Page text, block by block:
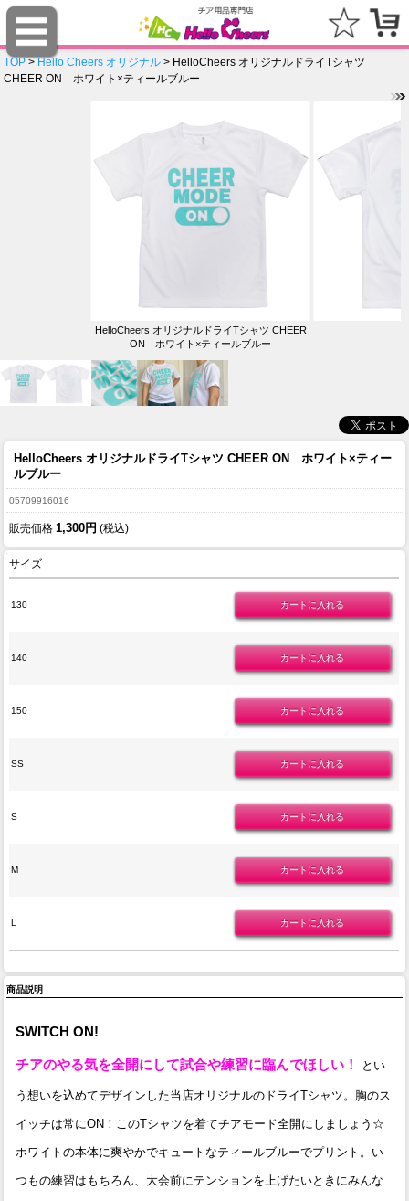
TOP>Hello Cheers オリジナル > HelloCheers オリジナルドライTシャツ
CHEER ON ホワイト×ティールブルー
HelloCheers オリジナルドライTシャツ CHEER
ON ホワイト×ティールブルー
HelloCheers オリジナルドライTシャツ CHEER ON ホワイト×ティー
ルブルー
05709916016
販売価格 1,300円 (税込)
サイズ
130
140
150
SS
S
M
L
商品説明
SWITCH ON!
チアのやる気を全開にして試合や練習に臨んでほしい！ とい
う想いを込めてデザインした当店オリジナルのドライTシャツ。胸のス
イッチは常にON！このTシャツを着てチアモード全開にしましょう☆
ホワイトの本体に爽やかでキュートなティールブルーでプリント。い
つもの練習はもちろん、大会前にテンションを上げたいときにみんな